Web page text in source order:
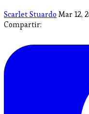
Scarlet Stuardo Mar 12,
Compartir: